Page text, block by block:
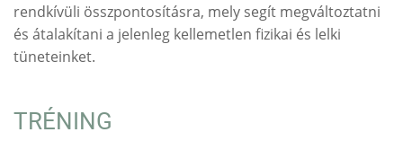
rendkívüli összpontosításra, mely segít megváltoztatni
és átalakítani a jelenleg kellemetlen fizikai és lelki
tüneteinket.
TRÉNING